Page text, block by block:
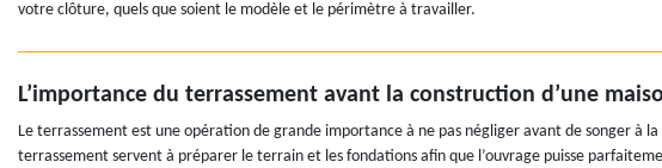
votre clôture, quels que soient le modèle et le périmètre à travailler.
L’importance du terrassement avant la construction d’une
Le terrassement est une opération de grande importance à ne pas négliger avant de songer à
terrassement servent à préparer le terrain et les fondations afin que l’ouvrage puisse